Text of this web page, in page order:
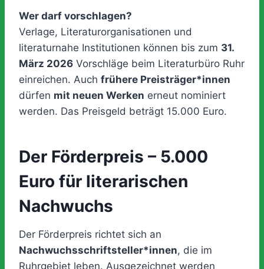
Wer darf vorschlagen?
Verlage, Literaturorganisationen und
literaturnahe Institutionen können bis zum 31.
März 2026 Vorschläge beim Literaturbüro Ruhr
einreichen. Auch frühere Preisträger*innen
dürfen mit neuen Werken erneut nominiert
werden. Das Preisgeld beträgt 15.000 Euro.
Der Förderpreis – 5.000
Euro für literarischen
Nachwuchs
Der Förderpreis richtet sich an
Nachwuchsschriftsteller*innen, die im
Ruhrgebiet leben. Ausgezeichnet werden